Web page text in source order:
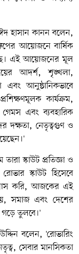
হাসান কানন বলেন,
আয়োজনে বার্ষিক
এই আয়োজনের মূল
আদর্শ, শৃঙ্খলা,
এবং আনুষ্ঠানিকভাবে
কার্যক্রম,
এবং ব্যবহারিক
দক্ষতা, নেতৃত্বগুণ ও
স্কাউট প্রতিজ্ঞা ও
স্কাউট হিসেবে
করি, আজকের এই
সমাজ এবং দেশের
গড়ে তুলবে।'
বলেন, 'রোভারিং
সেবার মানসিকতা